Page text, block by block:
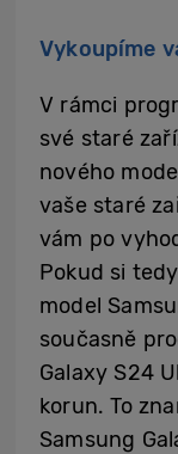
Vykoupíme
V rámci
své staré
nového
vaše staré
vám po
Pokud si
model
současně
Galaxy S24
korun. To
Samsung